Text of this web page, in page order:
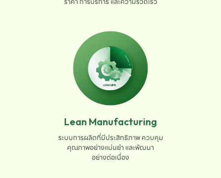
Lean Manufacturing
ระบบการผลิตที่มีประสิทธิภาพ ควบคุม
คุณภาพอย่างแม่นยำ และพัฒนา
อย่างต่อเนื่อง